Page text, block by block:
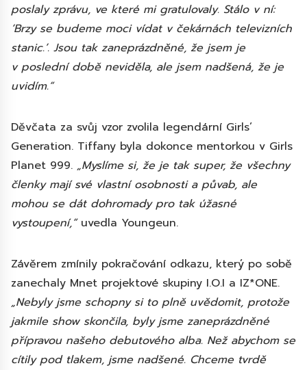
poslaly zprávu, ve které mi gratulovaly. Stálo v ní:
‘Brzy se budeme moci vídat v čekárnách televizních
stanic.’. Jsou tak zaneprázdněné, že jsem je
v poslední době neviděla, ale jsem nadšená, že je
uvidím.“
Děvčata za svůj vzor zvolila legendární Girls’
Generation. Tiffany byla dokonce mentorkou v Girls
Planet 999. „Myslíme si, že je tak super, že všechny
členky mají své vlastní osobnosti a půvab, ale
mohou se dát dohromady pro tak úžasné
vystoupení,“uvedla Youngeun.
Závěrem zmínily pokračování odkazu, který po sobě
zanechaly Mnet projektové skupiny I.O.I a IZ*ONE.
„Nebyly jsme schopny si to plně uvědomit, protože
jakmile show skončila, byly jsme zaneprázdněné
přípravou našeho debutového alba. Než abychom se
cítily pod tlakem, jsme nadšené. Chceme tvrdě